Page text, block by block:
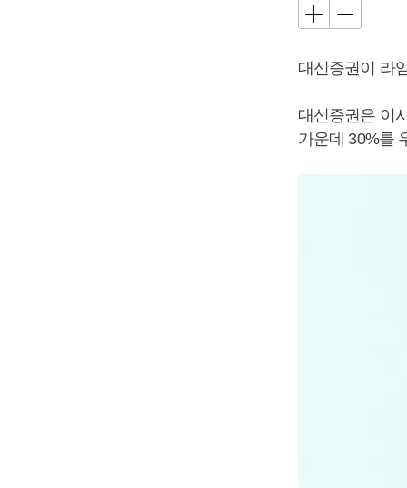
대신증권이 라
대신증권은 이
가운데 30%를